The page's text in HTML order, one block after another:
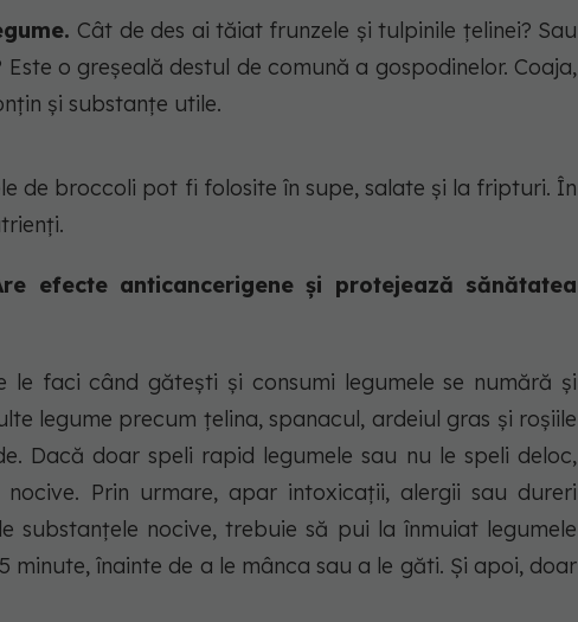
Cât de des ai tăiat frunzele și tulpinile țelinei? Sau
o greșeală destul de comună a gospodinelor. Coaja,
și substanțe utile.
de broccoli pot fi folosite în supe, salate și la fripturi. În
efecte anticancerigene și protejează sănătatea
le faci când gătești și consumi legumele se numără și
legume precum țelina, spanacul, ardeiul gras și roșiile
Dacă doar speli rapid legumele sau nu le speli deloc,
Prin urmare, apar intoxicații, alergii sau dureri
substanțele nocive, trebuie să pui la înmuiat legumele
minute, înainte de a le mânca sau a le găti. Și apoi, doar